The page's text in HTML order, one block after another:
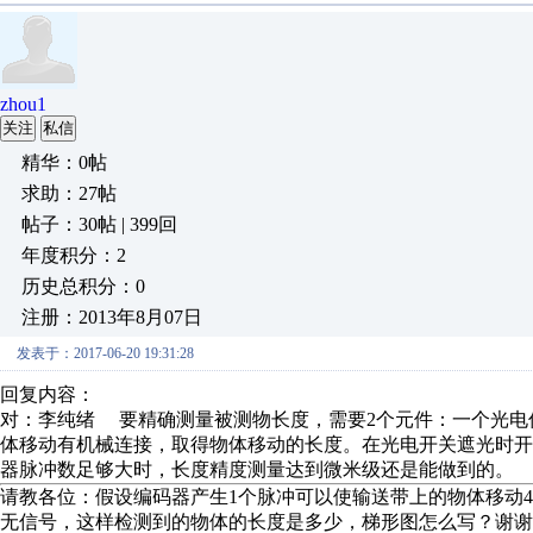
zhou1
关注 私信
精华：0帖
求助：27帖
帖子：30帖 | 399回
年度积分：2
历史总积分：0
注册：2013年8月07日
发表于：2017-06-20 19:31:28
回复内容：
对：李纯绪 要精确测量被测物长度，需要2个元件：一个光
体移动有机械连接，取得物体移动的长度。在光电开关遮光
器脉冲数足够大时，长度精度测量达到微米级还是能做到的
请教各位：假设编码器产生1个脉冲可以使输送带上的物体移
无信号，这样检测到的物体的长度是多少，梯形图怎么写？谢